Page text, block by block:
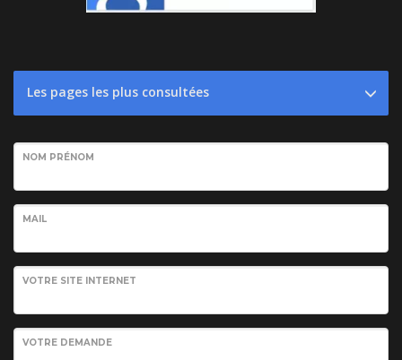
Les pages les plus consultées
NOM PRÉNOM
MAIL
VOTRE SITE INTERNET
VOTRE DEMANDE